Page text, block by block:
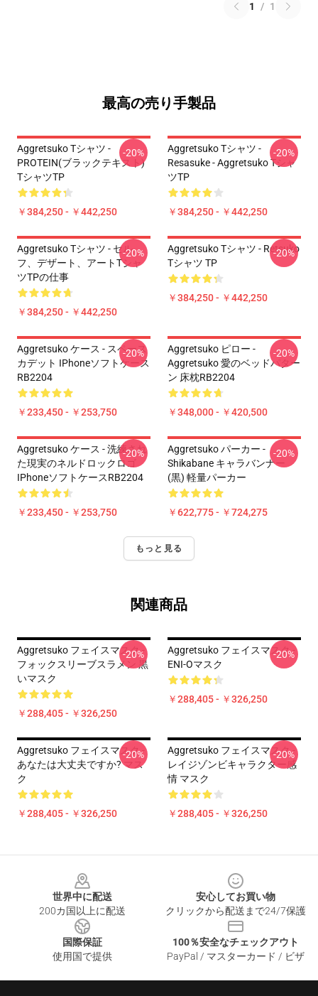
1 / 1
最高の売り手製品
Aggretsuko Tシャツ -
PROTEIN(ブラックテキスト)
TシャツTP
￥384,250 - ￥442,250
-20%
Aggretsuko Tシャツ -
Resasuke - Aggretsuko Tシャ
ツTP
￥384,250 - ￥442,250
-20%
Aggretsuko Tシャツ - セル
フ、デザート、アートTシャ
ツTPの仕事
￥384,250 - ￥442,250
-20%
Aggretsuko Tシャツ - Retsuko
Tシャツ TP
￥384,250 - ￥442,250
-20%
Aggretsuko ケース - スペース
カデット IPhoneソフトケース
RB2204
￥233,450 - ￥253,750
-20%
Aggretsuko ピロー -
Aggretsuko 愛のベッドパター
ン 床枕RB2204
￥348,000 - ￥420,500
-20%
Aggretsuko ケース - 洗練され
た現実のネルドロックロゴ
IPhoneソフトケースRB2204
￥233,450 - ￥253,750
-20%
Aggretsuko パーカー -
Shikabane キャラバンナー
(黒) 軽量パーカー
￥622,775 - ￥724,275
-20%
もっと見る
関連商品
Aggretsuko フェイスマスク -
フォックスリーブスラメン 黒
いマスク
￥288,405 - ￥326,250
-20%
Aggretsuko フェイスマスク -
ENI-Oマスク
￥288,405 - ￥326,250
-20%
Aggretsuko フェイスマスク -
あなたは大丈夫ですか? マス
ク
￥288,405 - ￥326,250
-20%
Aggretsuko フェイスマスク -
レイジゾンビキャラクター感
情 マスク
￥288,405 - ￥326,250
-20%
世界中に配送
200カ国以上に配送
安心してお買い物
クリックから配送まで24/7保護
国際保証
使用国で提供
100％安全なチェックアウト
PayPal / マスターカード / ビザ